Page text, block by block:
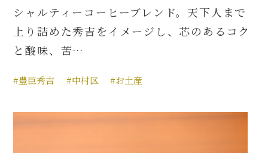
シャルティーコーヒーブレンド。天下人まで
上り詰めた秀吉をイメージし、芯のあるコク
と酸味、苦…
#豊臣秀吉 #中村区 #お土産